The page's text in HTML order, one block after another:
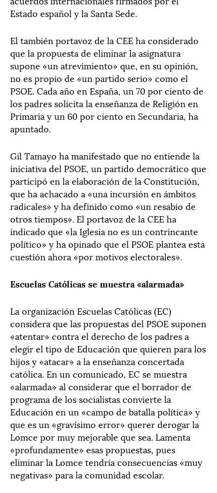
Estado español y la Santa Sede.
El también portavoz de la CEE ha considerado
que la propuesta de eliminar la asignatura
supone «un atrevimiento» que, en su opinión,
no es propio de «un partido serio» como el
PSOE. Cada año en España, un 70 por ciento de
los padres solicita la enseñanza de Religión en
Primaria y un 60 por ciento en Secundaria, ha
apuntado.
Gil Tamayo ha manifestado que no entiende la
iniciativa del PSOE, un partido democrático que
participó en la elaboración de la Constitución,
que ha achacado a «una incursión en ámbitos
radicales» y ha definido como «un resabio de
otros tiempos». El portavoz de la CEE ha
indicado que «la Iglesia no es un contrincante
político» y ha opinado que el PSOE plantea esta
cuestión ahora «por motivos electorales».
Escuelas Católicas se muestra «alarmada»
La organización Escuelas Católicas (EC)
considera que las propuestas del PSOE suponen
«atentar» contra el derecho de los padres a
elegir el tipo de Educación que quieren para los
hijos y «atacar» a la enseñanza concertada
católica. En un comunicado, EC se muestra
«alarmada» al considerar que el borrador de
programa de los socialistas convierte la
Educación en un «campo de batalla política» y
que es un «gravísimo error» querer derogar la
Lomce por muy mejorable que sea. Lamenta
«profundamente» esas propuestas, pues
eliminar la Lomce tendría consecuencias «muy
negativas» para la comunidad escolar.